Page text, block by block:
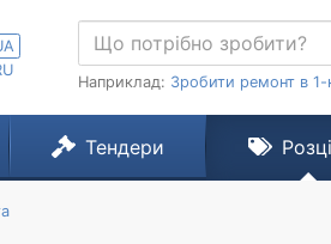
Наприклад: Зробити ремонт в 1-
Тендери